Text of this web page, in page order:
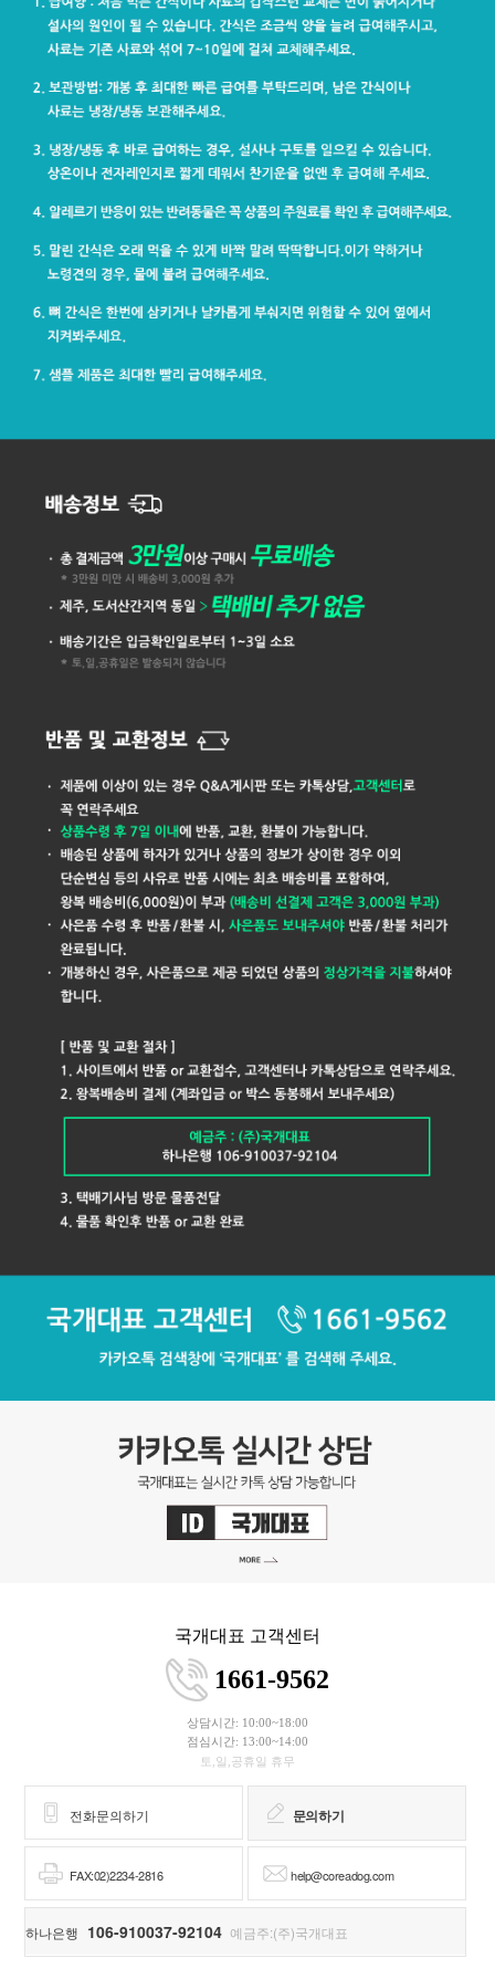
국개대표 고객센터
1661-9562
상담시간: 10:00~18:00
점심시간: 13:00~14:00
토,일,공휴일 휴무
전화문의하기 문의하기
FAX:02)2234-2816 help@coreadog.com
하나은행 106-910037-92104 예금주:(주)국개대표